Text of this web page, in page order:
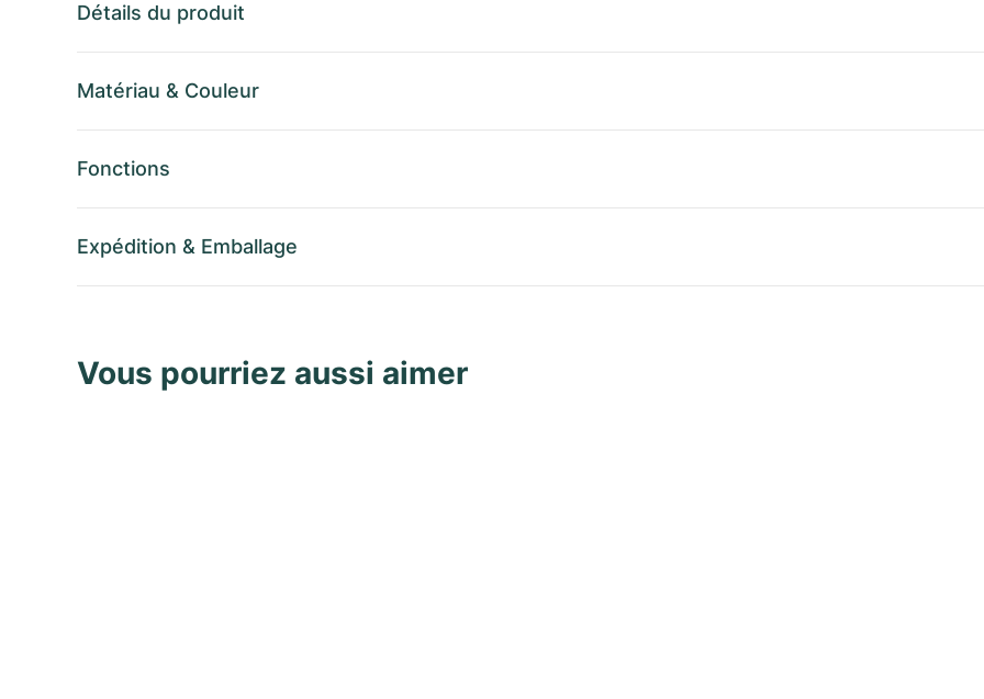
Détails du produit
Matériau & Couleur
Fonctions
Expédition & Emballage
Vous pourriez aussi aimer